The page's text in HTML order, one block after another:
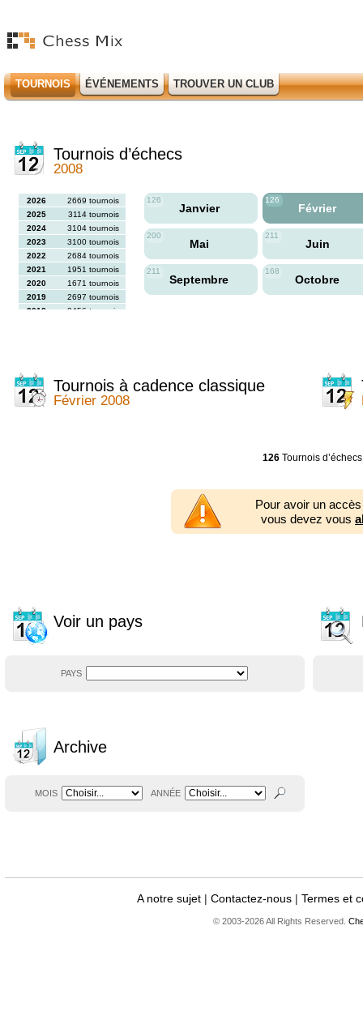
TOURNOIS ÉVÉNEMENTS TROUVER UN CLUB
Tournois d’échecs
2008
2026
2669 tournois
2025
3114 tournois
2024
3104 tournois
2023
3100 tournois
2022
2684 tournois
2021
1951 tournois
2020
1671 tournois
2019
2697 tournois
2018
2456 tournois
2013
2353 tournois
2012
2556 tournois
2011
2671 tournois
126
Janvier
126
Février
200
Mai
211
Juin
211
Septembre
168
Octobre
Tournois à cadence classique
Février 2008
126 Tournois d’échecs
Pour avoir un
vous devez vous
Voir un pays
PAYS
Archive
MOIS ANNÉE
A notre sujet |Contactez-nous |Termes et
© 2003-2026 All Rights Reserved.